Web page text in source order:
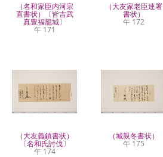
（名和家臣内河宗
直書状）〔皆吉武
真豊福籠城〕
午 171
（大友家老臣連署
書状）
午 172
（大友義鎮書状）
〔名和氏討伐〕
午 174
（城親冬書状）
午 175